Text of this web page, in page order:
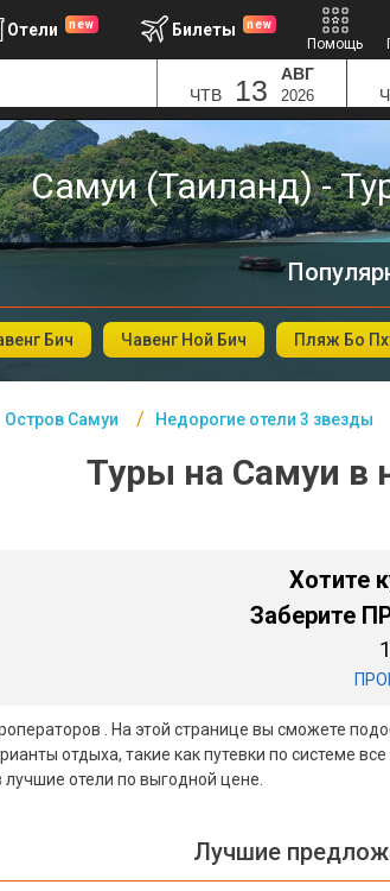
Отели new Билеты new
Помощь
ЧТВ 13 АВГ
2026
Самуи (Таиланд) -
Бич Чавенг Ной Бич Пляж Бо
Остров Самуи Недорогие отели 3 звезды
Туры на Самуи в
Хотите
Заберите
. На этой странице вы сможете
отдыха, такие как путевки по системе
отели по выгодной цене.
Лучшие